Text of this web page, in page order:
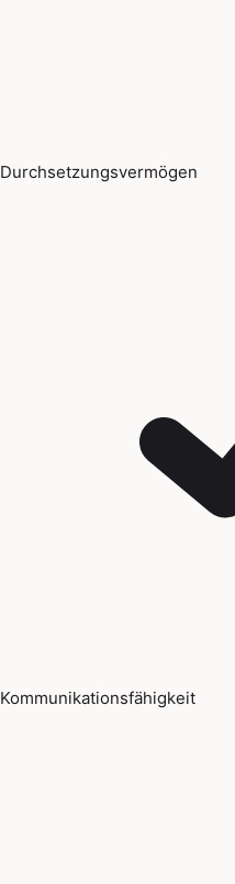
Durchsetzungsvermögen
Kommunikationsfähigkeit